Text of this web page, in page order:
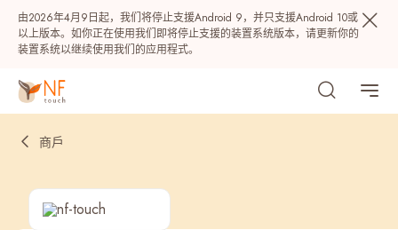
由2026年4月9日起，我们将停止支援Android 9，并只支援Android 10或
以上版本。如你正在使用我们即将停止支援的装置系统版本，请更新你的
装置系统以继续使用我们的应用程式。
商戶